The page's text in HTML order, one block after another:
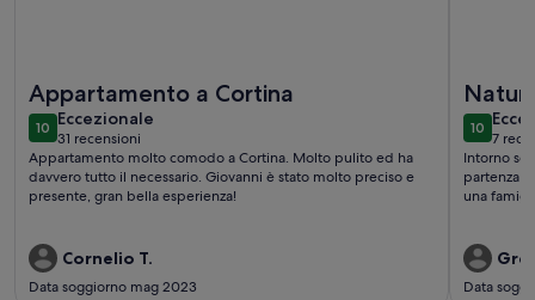
Appartamento a Cortina
1010 su 10
Eccezionale
eccezionale
31 recensioni
(31
recensioni)
Appartamento molto comodo a Cortina. Molto pulito ed ha
davvero tutto il necessario. Giovanni è stato molto preciso e
presente, gran bella esperienza!
Cornelio T.
Data soggiorno mag 2023
1010 su 10
7
(7
Intorno
partenza
una
Data